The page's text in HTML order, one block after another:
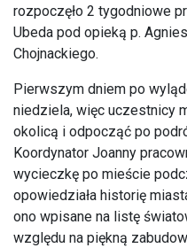
rozpoczęło 2 tygodniowe
Ubeda pod opieką p.
Chojnackiego.
Pierwszym dniem po
niedziela, więc uczestnicy
okolicą i odpocząć po
Koordynator Joanny
wycieczkę po mieście
opowiedziała historię
ono wpisane na listę
względu na piękną